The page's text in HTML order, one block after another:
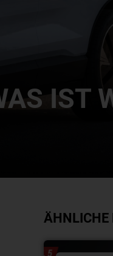
IST
ÄHNLICHE